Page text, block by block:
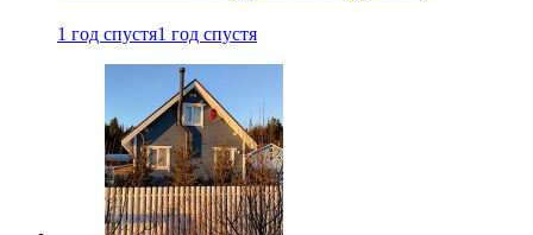
1 год спустя1 год спустя